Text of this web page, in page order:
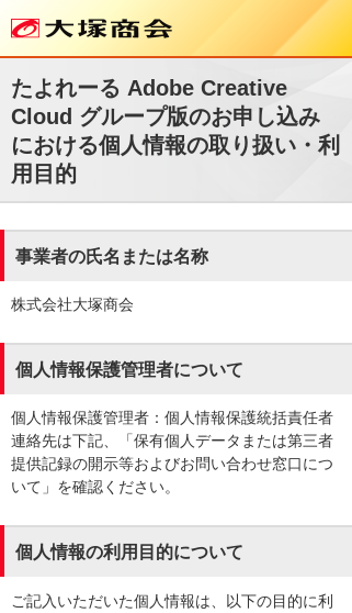
たよれーる Adobe Creative
Cloud グループ版のお申し込み
における個人情報の取り扱い・利
用目的
事業者の氏名または名称
株式会社大塚商会
個人情報保護管理者について
個人情報保護管理者：個人情報保護統括責任者
連絡先は下記、「保有個人データまたは第三者
提供記録の開示等およびお問い合わせ窓口につ
いて」を確認ください。
個人情報の利用目的について
ご記入いただいた個人情報は、以下の目的に利